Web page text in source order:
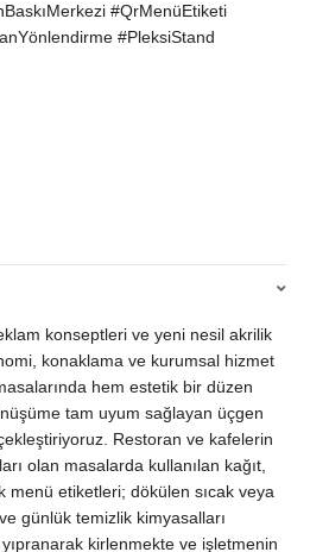
#QrMenüEtiketi
#PleksiStand
konseptleri ve yeni nesil akrilik
konaklama ve kurumsal hizmet
hem estetik bir düzen
tam uyum sağlayan üçgen
Restoran ve kafelerin
olan masalarda kullanılan kağıt,
menü etiketleri; dökülen sıcak veya
günlük temizlik kimyasalları
kirlenmekte ve işletmenin